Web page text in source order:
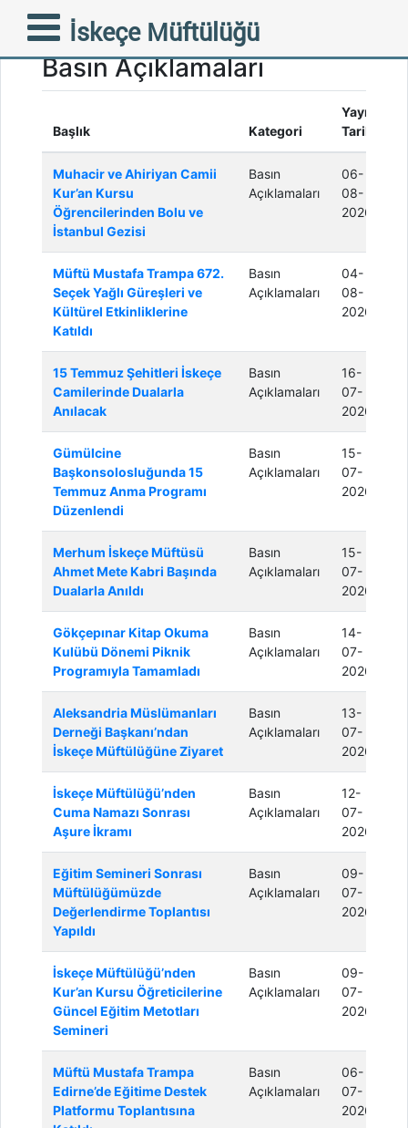
İskeçe Müftülüğü
Basın Açıklamaları
Başlık Kategori
Yayın
Tarihi
Muhacir ve Ahiriyan Camii
Kur’an Kursu
Öğrencilerinden Bolu ve
İstanbul Gezisi
Basın
Açıklamaları
06-
08-
2026
Müftü Mustafa Trampa 672.
Seçek Yağlı Güreşleri ve
Kültürel Etkinliklerine
Katıldı
Basın
Açıklamaları
04-
08-
2026
15 Temmuz Şehitleri İskeçe
Camilerinde Dualarla
Anılacak
Basın
Açıklamaları
16-
07-
2026
Gümülcine
Başkonsolosluğunda 15
Temmuz Anma Programı
Düzenlendi
Basın
Açıklamaları
15-
07-
2026
Merhum İskeçe Müftüsü
Ahmet Mete Kabri Başında
Dualarla Anıldı
Basın
Açıklamaları
15-
07-
2026
Gökçepınar Kitap Okuma
Kulübü Dönemi Piknik
Programıyla Tamamladı
Basın
Açıklamaları
14-
07-
2026
Aleksandria Müslümanları
Derneği Başkanı’ndan
İskeçe Müftülüğüne Ziyaret
Basın
Açıklamaları
13-
07-
2026
İskeçe Müftülüğü’nden
Cuma Namazı Sonrası
Aşure İkramı
Basın
Açıklamaları
12-
07-
2026
Eğitim Semineri Sonrası
Müftülüğümüzde
Değerlendirme Toplantısı
Yapıldı
Basın
Açıklamaları
09-
07-
2026
İskeçe Müftülüğü’nden
Kur’an Kursu Öğreticilerine
Güncel Eğitim Metotları
Semineri
Basın
Açıklamaları
09-
07-
2026
Müftü Mustafa Trampa
Edirne’de Eğitime Destek
Platformu Toplantısına
Basın
Açıklamaları
06-
07-
2026